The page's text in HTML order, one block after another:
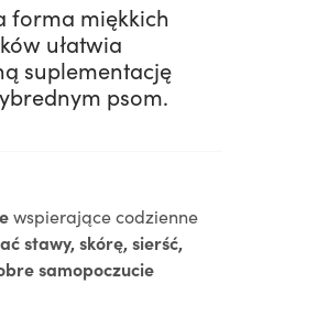
forma miękkich
ułatwia
suplementację
psom.
wspierające codzienne
stawy, skórę, sierść,
samopoczucie